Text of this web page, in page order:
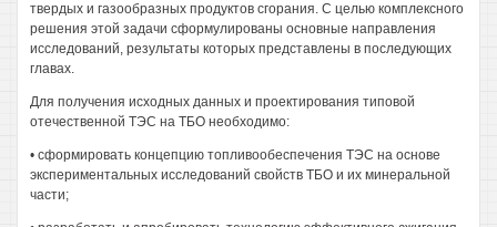
твердых и газообразных продуктов сгорания. С целью комплексного
решения этой задачи сформулированы основные направления
исследований, результаты которых представлены в последующих
главах.
Для получения исходных данных и проектирования типовой
отечественной ТЭС на ТБО необходимо:
• сформировать концепцию топливообеспечения ТЭС на основе
экспериментальных исследований свойств ТБО и их минеральной
части;